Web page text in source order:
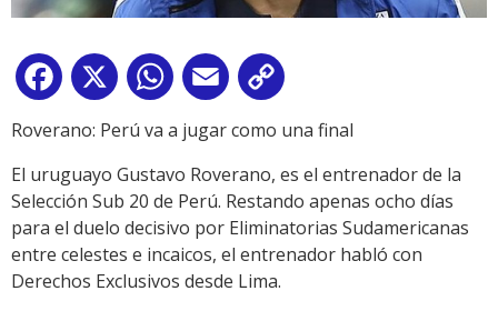
Facebook
X WhatsApp
Email
Link
Roverano: Perú va a jugar como una final
El uruguayo Gustavo Roverano, es el entrenador de la
Selección Sub 20 de Perú. Restando apenas ocho días
para el duelo decisivo por Eliminatorias Sudamericanas
entre celestes e incaicos, el entrenador habló con
Derechos Exclusivos desde Lima.